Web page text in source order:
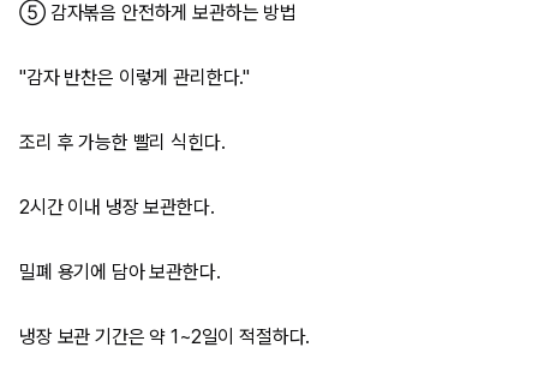
⑤ 감자볶음 안전하게 보관하는 방법
"감자 반찬은 이렇게 관리한다."
조리 후 가능한 빨리 식힌다.
2시간 이내 냉장 보관한다.
밀폐 용기에 담아 보관한다.
냉장 보관 기간은 약 1~2일이 적절하다.